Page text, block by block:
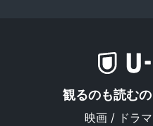
観るのも読むの
映画 / ドラマ